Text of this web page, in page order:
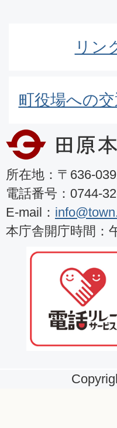
リン
町役場への
所在地：〒636-
電話番号：0744-
E-mail：
本庁舎開庁時間：